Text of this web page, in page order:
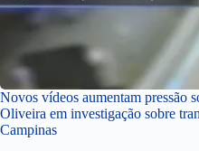
Novos vídeos aumentam pressão
Oliveira em investigação sobre
Campinas